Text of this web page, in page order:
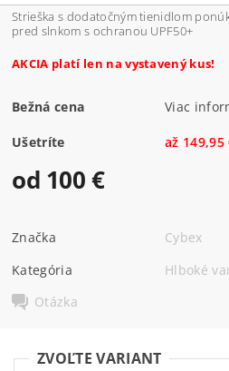
Strieška s dodatočným tienidlom
pred slnkom s ochranou UPF50+
AKCIA platí len na vystavený kus!
Bežná cena Viac
Ušetríte až 149,95
od 100 €
Značka
Cybex
Kategória
Hlboké
Otázka
ZVOĽTE VARIANT